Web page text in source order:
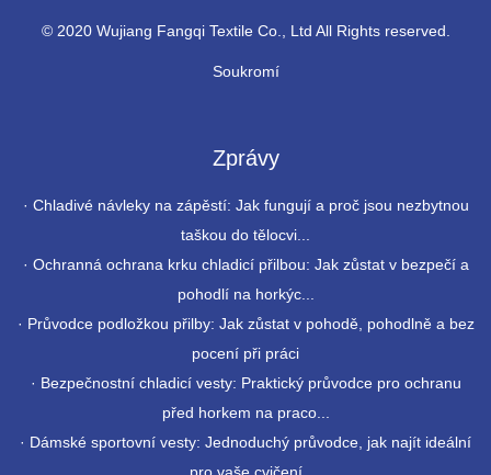
© 2020 Wujiang Fangqi Textile Co., Ltd All Rights reserved.
Soukromí
Zprávy
· Chladivé návleky na zápěstí: Jak fungují a proč jsou nezbytnou
taškou do tělocvi...
· Ochranná ochrana krku chladicí přilbou: Jak zůstat v bezpečí a
pohodlí na horkýc...
· Průvodce podložkou přilby: Jak zůstat v pohodě, pohodlně a bez
pocení při práci
· Bezpečnostní chladicí vesty: Praktický průvodce pro ochranu
před horkem na praco...
· Dámské sportovní vesty: Jednoduchý průvodce, jak najít ideální